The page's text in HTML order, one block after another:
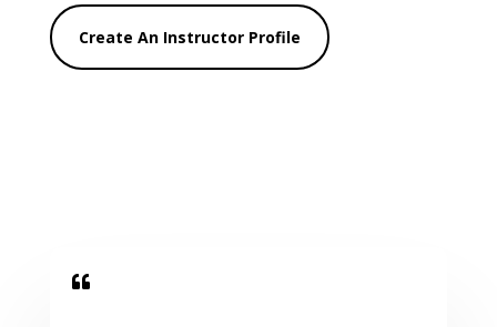
Create An Instructor Profile
